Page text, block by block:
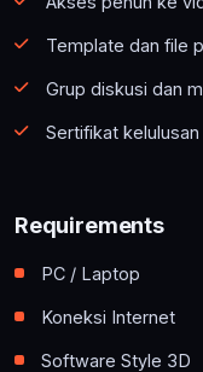
Template dan file
Grup diskusi dan
Sertifikat
Requirements
PC / Laptop
Koneksi Internet
Software Style 3D